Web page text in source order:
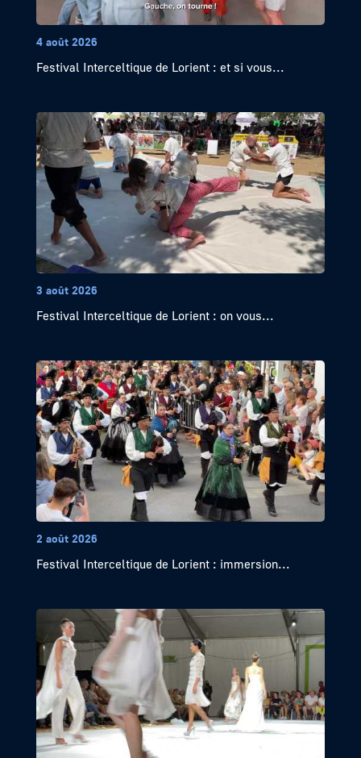
4 août 2026
Festival Interceltique de Lorient : et si vous...
3 août 2026
Festival Interceltique de Lorient : on vous...
2 août 2026
Festival Interceltique de Lorient : immersion...